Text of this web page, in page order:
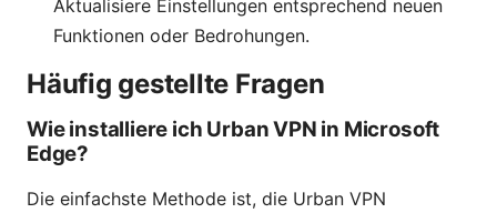
Aktualisiere Einstellungen entsprechend neuen
Funktionen oder Bedrohungen.
Häufig gestellte Fragen
Wie installiere ich Urban VPN in Microsoft
Edge?
Die einfachste Methode ist, die Urban VPN